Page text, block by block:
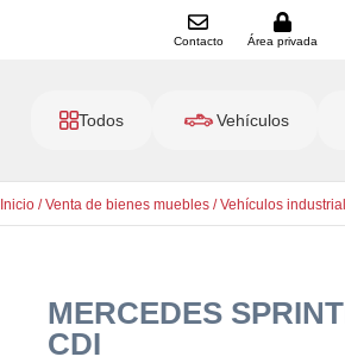
Contacto Área privada
Todos Vehículos
Inicio /Venta de bienes muebles /Vehículos
MERCEDES
CDI